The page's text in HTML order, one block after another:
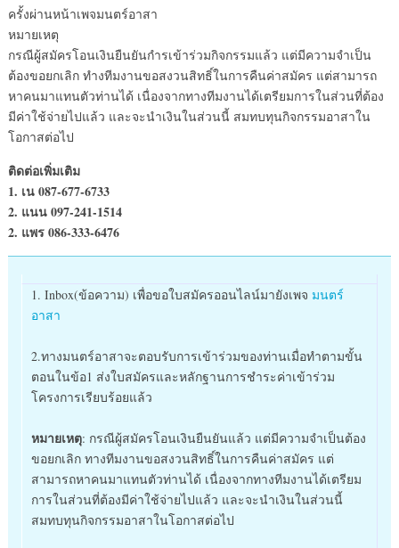
ครั้งผ่านหน้าเพจมนตร์อาสา
หมายเหตุ
กรณีผู้สมัครโอนเงินยืนยันกำรเข้าร่วมกิจกรรมแล้ว แต่มีความจำเป็น
ต้องขอยกเลิก ทำงทีมงานขอสงวนสิทธิ์ในการคืนค่าสมัคร แต่สามารถ
หาคนมาแทนตัวท่านได้ เนื่องจากทางทีมงานได้เตรียมการในส่วนที่ต้อง
มีค่าใช้จ่ายไปแล้ว และจะนำเงินในส่วนนี้ สมทบทุนกิจกรรมอาสาใน
โอกาสต่อไป
ติดต่อเพิ่มเติม
1. เน 087-677-6733
2. แนน 097-241-1514
2. แพร 086-333-6476
1. Inbox(ข้อความ) เพื่อขอใบสมัครออนไลน์มายังเพจ มนตร์
อาสา
2.ทางมนตร์อาสาจะตอบรับการเข้าร่วมของท่านเมื่อทำตามขั้น
ตอนในข้อ1 ส่งใบสมัครและหลักฐานการชำระค่าเข้าร่วม
โครงการเรียบร้อยแล้ว
หมายเหตุ: กรณีผู้สมัครโอนเงินยืนยันแล้ว แต่มีความจำเป็นต้อง
ขอยกเลิก ทางทีมงานขอสงวนสิทธิ์ในการคืนค่าสมัคร แต่
สามารถหาคนมาแทนตัวท่านได้ เนื่องจากทางทีมงานได้เตรียม
การในส่วนที่ต้องมีค่าใช้จ่ายไปแล้ว และจะนำเงินในส่วนนี้
สมทบทุนกิจกรรมอาสาในโอกาสต่อไป